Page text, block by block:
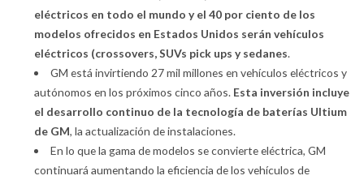
eléctricos en todo el mundo y el 40 por ciento de los
modelos ofrecidos en Estados Unidos serán vehículos
eléctricos (crossovers, SUVs pick ups y sedanes.
GM está invirtiendo 27 mil millones en vehículos eléctricos y
autónomos en los próximos cinco años. Esta inversión incluye
el desarrollo continuo de la tecnología de baterías Ultium
de GM, la actualización de instalaciones.
En lo que la gama de modelos se convierte eléctrica, GM
continuará aumentando la eficiencia de los vehículos de